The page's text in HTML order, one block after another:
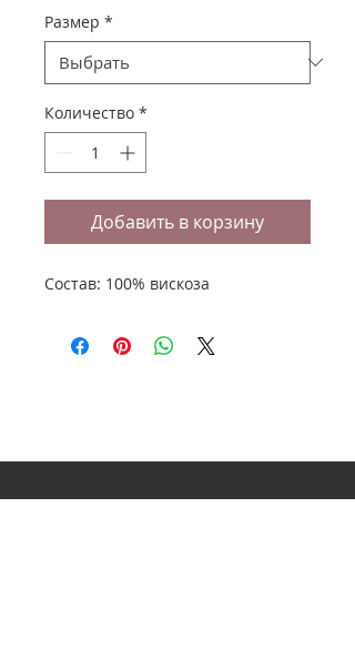
Размер *
Количество *
Добавить в корзину
Состав: 100% вискоза